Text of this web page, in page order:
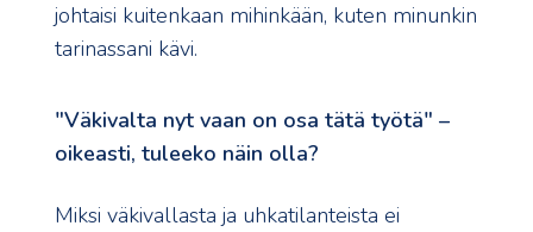
johtaisi kuitenkaan mihinkään, kuten minunkin
tarinassani kävi.
"Väkivalta nyt vaan on osa tätä työtä" –
oikeasti, tuleeko näin olla?
Miksi väkivallasta ja uhkatilanteista ei